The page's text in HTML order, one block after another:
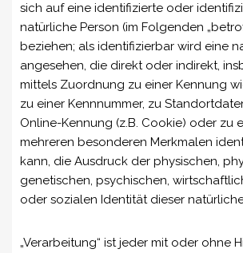
sich auf eine identifizierte oder
natürliche Person (im Folgenden
beziehen; als identifizierbar wird eine
angesehen, die direkt oder indirekt,
mittels Zuordnung zu einer Kennung
zu einer Kennnummer, zu
Online-Kennung (z.B. Cookie) oder zu
mehreren besonderen Merkmalen
kann, die Ausdruck der physischen,
genetischen, psychischen,
oder sozialen Identität dieser
„Verarbeitung“ ist jeder mit oder ohne